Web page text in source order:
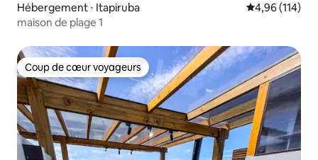
Hébergement ⋅ Itapiruba Évaluation
4,96 (114)
maison de plage 1
Coup de cœur voyageurs
Coup de cœur voyageurs